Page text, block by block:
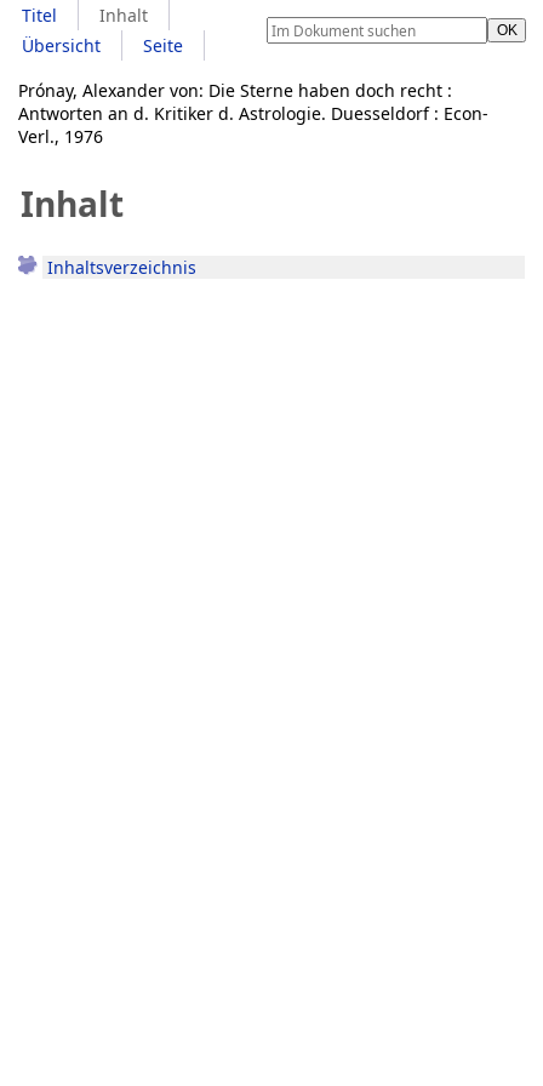
Titel
Inhalt
Übersicht
Seite
Prónay, Alexander von: Die Sterne haben doch recht :
Antworten an d. Kritiker d. Astrologie. Duesseldorf : Econ-
Verl., 1976
Inhalt
Inhaltsverzeichnis